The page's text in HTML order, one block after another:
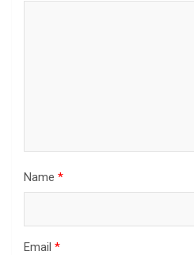
Name *
Email *